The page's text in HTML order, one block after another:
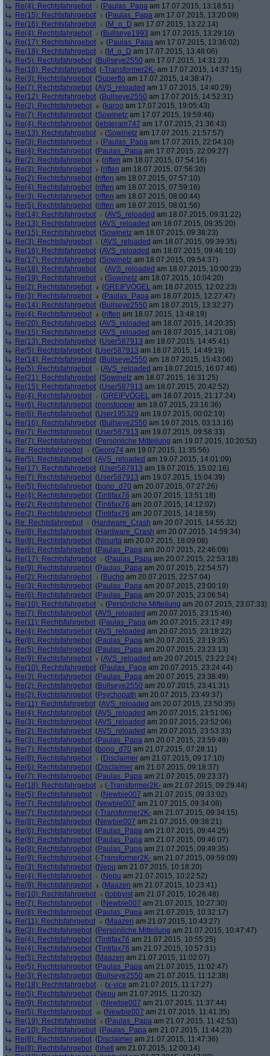
Re(4): Rechtsfahrgebot
(Paulas_Papa am 17.07.2015, 13:18:51)
Re(15): Rechtsfahrgebot
(Paulas_Papa am 17.07.2015, 13:20:09)
Re(16): Rechtsfahrgebot
(M_o_D am 17.07.2015, 13:22:14)
Re(4): Rechtsfahrgebot
(Bullseye1993 am 17.07.2015, 13:29:10)
Re(17): Rechtsfahrgebot
(Paulas_Papa am 17.07.2015, 13:36:02)
Re(18): Rechtsfahrgebot
(M_o_D am 17.07.2015, 13:48:06)
Re(5): Rechtsfahrgebot (Bullseye2550 am 17.07.2015, 14:31:23)
Re(16): Rechtsfahrgebot (-Transformer2K- am 17.07.2015, 14:37:15)
Re(3): Rechtsfahrgebot (Superflo am 17.07.2015, 14:38:47)
Re(7): Rechtsfahrgebot (AVS_reloaded am 17.07.2015, 14:40:29)
Re(12): Rechtsfahrgebot (Bullseye2550 am 17.07.2015, 14:52:31)
Re(2): Rechtsfahrgebot
(karoo am 17.07.2015, 19:05:43)
Re(7): Rechtsfahrgebot (Sowinetz am 17.07.2015, 19:59:46)
Re(4): Rechtsfahrgebot (jetsteram747 am 17.07.2015, 21:36:43)
Re(13): Rechtsfahrgebot
(Sowinetz am 17.07.2015, 21:57:57)
Re(3): Rechtsfahrgebot
(Paulas_Papa am 17.07.2015, 22:04:10)
Re(4): Rechtsfahrgebot (Paulas_Papa am 17.07.2015, 22:09:27)
Re(2): Rechtsfahrgebot
(riften am 18.07.2015, 07:54:16)
Re(3): Rechtsfahrgebot
(riften am 18.07.2015, 07:56:30)
Re(2): Rechtsfahrgebot (riften am 18.07.2015, 07:57:10)
Re(4): Rechtsfahrgebot (riften am 18.07.2015, 07:59:16)
Re(3): Rechtsfahrgebot (riften am 18.07.2015, 08:00:44)
Re(5): Rechtsfahrgebot (riften am 18.07.2015, 08:01:56)
Re(14): Rechtsfahrgebot
(AVS_reloaded am 18.07.2015, 09:31:22)
Re(13): Rechtsfahrgebot (AVS_reloaded am 18.07.2015, 09:35:20)
Re(15): Rechtsfahrgebot (Sowinetz am 18.07.2015, 09:38:23)
Re(3): Rechtsfahrgebot
(AVS_reloaded am 18.07.2015, 09:39:35)
Re(16): Rechtsfahrgebot (AVS_reloaded am 18.07.2015, 09:46:10)
Re(17): Rechtsfahrgebot (Sowinetz am 18.07.2015, 09:54:37)
Re(18): Rechtsfahrgebot
(AVS_reloaded am 18.07.2015, 10:00:23)
Re(19): Rechtsfahrgebot
(Sowinetz am 18.07.2015, 10:04:20)
Re(2): Rechtsfahrgebot
(GREIFVÖGEL am 18.07.2015, 12:02:23)
Re(3): Rechtsfahrgebot
(Paulas_Papa am 18.07.2015, 12:27:47)
Re(14): Rechtsfahrgebot (Bullseye2550 am 18.07.2015, 13:32:27)
Re(4): Rechtsfahrgebot
(riften am 18.07.2015, 13:48:19)
Re(20): Rechtsfahrgebot (AVS_reloaded am 18.07.2015, 14:20:35)
Re(15): Rechtsfahrgebot (AVS_reloaded am 18.07.2015, 14:21:08)
Re(13): Rechtsfahrgebot (User587913 am 18.07.2015, 14:45:41)
Re(5): Rechtsfahrgebot (User587913 am 18.07.2015, 14:49:19)
Re(14): Rechtsfahrgebot (Bullseye2550 am 18.07.2015, 15:43:06)
Re(5): Rechtsfahrgebot
(AVS_reloaded am 18.07.2015, 16:07:46)
Re(21): Rechtsfahrgebot (Sowinetz am 18.07.2015, 16:31:25)
Re(15): Rechtsfahrgebot (User587913 am 18.07.2015, 20:42:52)
Re(4): Rechtsfahrgebot
(GREIFVÖGEL am 18.07.2015, 21:17:24)
Re(6): Rechtsfahrgebot (nonstopper am 18.07.2015, 23:16:36)
Re(6): Rechtsfahrgebot (User195329 am 19.07.2015, 00:02:19)
Re(16): Rechtsfahrgebot (Bullseye2550 am 19.07.2015, 03:13:16)
Re(7): Rechtsfahrgebot (User587913 am 19.07.2015, 09:58:33)
Re(7): Rechtsfahrgebot (Persönliche Mitteilung am 19.07.2015, 10:20:52)
Re: Rechtsfahrgebot
(Georg74 am 19.07.2015, 11:35:56)
Re(5): Rechtsfahrgebot (AVS_reloaded am 19.07.2015, 14:01:09)
Re(17): Rechtsfahrgebot (User587913 am 19.07.2015, 15:02:16)
Re(7): Rechtsfahrgebot (User587913 am 19.07.2015, 15:04:39)
Re(5): Rechtsfahrgebot (bono_d70 am 20.07.2015, 07:27:26)
Re(4): Rechtsfahrgebot (Tintifax76 am 20.07.2015, 13:51:18)
Re(2): Rechtsfahrgebot (Tintifax76 am 20.07.2015, 14:12:02)
Re(2): Rechtsfahrgebot (Tintifax76 am 20.07.2015, 14:18:59)
Re: Rechtsfahrgebot
(Hardware_Crash am 20.07.2015, 14:55:32)
Re(8): Rechtsfahrgebot (Hardware_Crash am 20.07.2015, 14:59:34)
Re(8): Rechtsfahrgebot (Ninurta am 20.07.2015, 18:09:08)
Re(6): Rechtsfahrgebot (Paulas_Papa am 20.07.2015, 22:46:09)
Re(17): Rechtsfahrgebot
(Paulas_Papa am 20.07.2015, 22:53:18)
Re(9): Rechtsfahrgebot (Paulas_Papa am 20.07.2015, 22:54:57)
Re(2): Rechtsfahrgebot
(Bucho am 20.07.2015, 22:57:04)
Re(3): Rechtsfahrgebot (Paulas_Papa am 20.07.2015, 23:00:19)
Re(6): Rechtsfahrgebot (Paulas_Papa am 20.07.2015, 23:06:54)
Re(10): Rechtsfahrgebot
(Persönliche Mitteilung am 20.07.2015, 23:07:33)
Re(7): Rechtsfahrgebot (AVS_reloaded am 20.07.2015, 23:15:46)
Re(11): Rechtsfahrgebot (Paulas_Papa am 20.07.2015, 23:17:49)
Re(4): Rechtsfahrgebot (AVS_reloaded am 20.07.2015, 23:18:22)
Re(8): Rechtsfahrgebot (Paulas_Papa am 20.07.2015, 23:19:35)
Re(5): Rechtsfahrgebot (Paulas_Papa am 20.07.2015, 23:23:13)
Re(9): Rechtsfahrgebot
(AVS_reloaded am 20.07.2015, 23:23:24)
Re(10): Rechtsfahrgebot (Paulas_Papa am 20.07.2015, 23:24:44)
Re(3): Rechtsfahrgebot (Paulas_Papa am 20.07.2015, 23:38:49)
Re(2): Rechtsfahrgebot (Bullseye2550 am 20.07.2015, 23:41:31)
Re(2): Rechtsfahrgebot (Psychopath am 20.07.2015, 23:49:37)
Re(11): Rechtsfahrgebot (AVS_reloaded am 20.07.2015, 23:50:35)
Re(4): Rechtsfahrgebot (AVS_reloaded am 20.07.2015, 23:51:06)
Re(3): Rechtsfahrgebot (AVS_reloaded am 20.07.2015, 23:52:06)
Re(2): Rechtsfahrgebot (AVS_reloaded am 20.07.2015, 23:53:33)
Re(3): Rechtsfahrgebot (Paulas_Papa am 20.07.2015, 23:59:49)
Re(7): Rechtsfahrgebot (bono_d70 am 21.07.2015, 07:28:11)
Re(8): Rechtsfahrgebot
(Disclaimer am 21.07.2015, 09:17:10)
Re(6): Rechtsfahrgebot (Disclaimer am 21.07.2015, 09:18:37)
Re(7): Rechtsfahrgebot (Paulas_Papa am 21.07.2015, 09:23:37)
Re(18): Rechtsfahrgebot
(-Transformer2K- am 21.07.2015, 09:29:44)
Re(5): Rechtsfahrgebot
(Newbie007 am 21.07.2015, 09:33:02)
Re(7): Rechtsfahrgebot (Newbie007 am 21.07.2015, 09:34:08)
Re(7): Rechtsfahrgebot (-Transformer2K- am 21.07.2015, 09:34:15)
Re(8): Rechtsfahrgebot (Newbie007 am 21.07.2015, 09:38:21)
Re(6): Rechtsfahrgebot (Paulas_Papa am 21.07.2015, 09:44:25)
Re(8): Rechtsfahrgebot (Paulas_Papa am 21.07.2015, 09:46:07)
Re(8): Rechtsfahrgebot (Paulas_Papa am 21.07.2015, 09:49:35)
Re(9): Rechtsfahrgebot (-Transformer2K- am 21.07.2015, 09:59:09)
Re(3): Rechtsfahrgebot (Nepu am 21.07.2015, 10:18:20)
Re(4): Rechtsfahrgebot
(Nepu am 21.07.2015, 10:22:52)
Re(9): Rechtsfahrgebot
(Maazen am 21.07.2015, 10:23:41)
Re(10): Rechtsfahrgebot
( lobbyist am 21.07.2015, 10:26:48)
Re(7): Rechtsfahrgebot
(Newbie007 am 21.07.2015, 10:27:30)
Re(8): Rechtsfahrgebot (Paulas_Papa am 21.07.2015, 10:32:17)
Re(11): Rechtsfahrgebot
(Maazen am 21.07.2015, 10:43:27)
Re(3): Rechtsfahrgebot (Persönliche Mitteilung am 21.07.2015, 10:47:47)
Re(4): Rechtsfahrgebot (Tintifax76 am 21.07.2015, 10:55:25)
Re(4): Rechtsfahrgebot (Tintifax76 am 21.07.2015, 10:57:31)
Re(5): Rechtsfahrgebot (Maazen am 21.07.2015, 11:02:07)
Re(5): Rechtsfahrgebot (Paulas_Papa am 21.07.2015, 11:02:47)
Re(3): Rechtsfahrgebot (Bullseye2550 am 21.07.2015, 11:12:38)
Re(18): Rechtsfahrgebot
(x-vice am 21.07.2015, 11:17:27)
Re(5): Rechtsfahrgebot (Nepu am 21.07.2015, 11:20:32)
Re(9): Rechtsfahrgebot
(Newbie007 am 21.07.2015, 11:37:44)
Re(5): Rechtsfahrgebot
(Newbie007 am 21.07.2015, 11:41:35)
Re(19): Rechtsfahrgebot
(Paulas_Papa am 21.07.2015, 11:42:53)
Re(10): Rechtsfahrgebot (Paulas_Papa am 21.07.2015, 11:44:23)
Re(8): Rechtsfahrgebot (Disclaimer am 21.07.2015, 11:47:36)
Re(8): Rechtsfahrgebot (hhetl am 21.07.2015, 12:00:14)